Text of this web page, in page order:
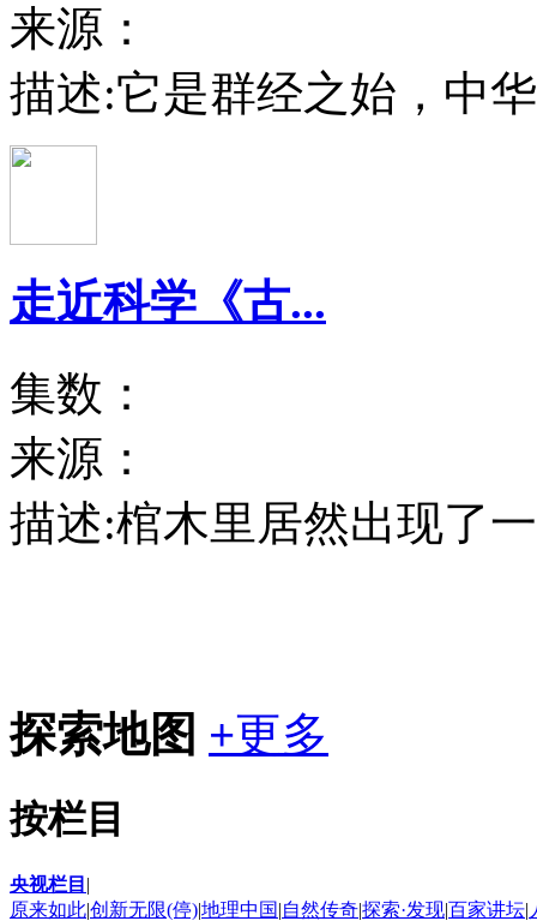
来源：
描述:它是群经之始，中
走近科学《古...
集数：
来源：
描述:棺木里居然出现了
探索地图 +更多
按栏目
央视栏目 |
原来如此|创新无限(停)|地理中国|自然传奇|探索·发现|百家讲坛|